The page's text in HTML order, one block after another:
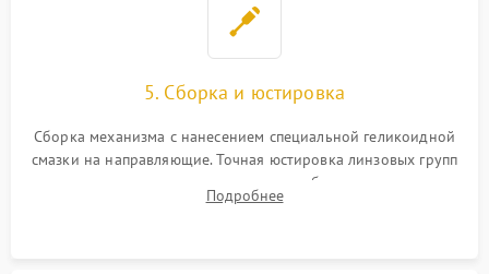
5. Сборка и юстировка
Сборка механизма с нанесением специальной геликоидной
смазки на направляющие. Точная юстировка линзовых групп
программным или механическим способом для устранения
бэк
Подробнее